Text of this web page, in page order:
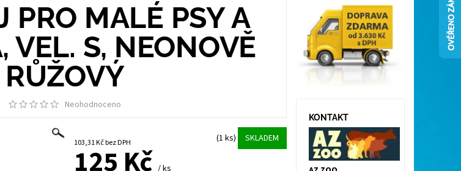
PRO MALÉ PSY A
VEL. S, NEONOVĚ
RŮŽOVÝ
Neohodnoceno
103,31 Kč bez DPH (1 ks) SKLADEM
125 Kč
KONTAKT